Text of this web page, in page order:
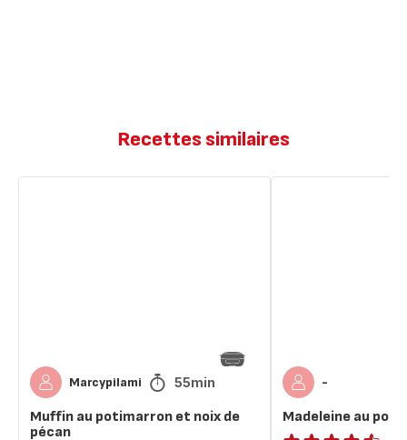
Recettes similaires
Marcypilami 55min
Muffin au potimarron et noix de
pécan
-
Madeleine au